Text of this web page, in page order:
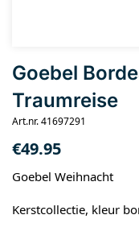
Goebel
Traumreise
Art.nr. 41697291
€49.95
Goebel Weihnacht
Kerstcollectie, kleur